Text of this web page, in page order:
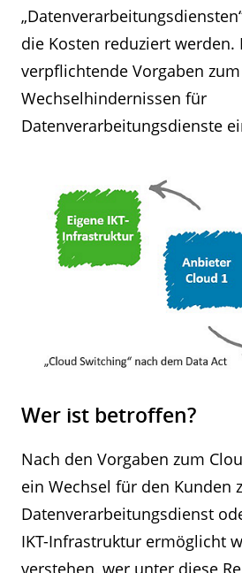
die Kosten reduziert werden.
verpflichtende Vorgaben
Wechselhindernissen für
Datenverarbeitungsdienste
Wer ist betroffen?
Nach den Vorgaben zum
ein Wechsel für den Kunden
Datenverarbeitungsdienst
IKT-Infrastruktur ermöglicht
verstehen, wer unter diese